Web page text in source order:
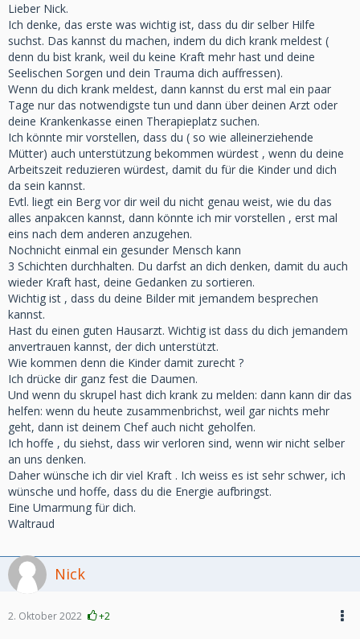
Lieber Nick.
Ich denke, das erste was wichtig ist, dass du dir selber Hilfe
suchst. Das kannst du machen, indem du dich krank meldest (
denn du bist krank, weil du keine Kraft mehr hast und deine
Seelischen Sorgen und dein Trauma dich auffressen).
Wenn du dich krank meldest, dann kannst du erst mal ein paar
Tage nur das notwendigste tun und dann über deinen Arzt oder
deine Krankenkasse einen Therapieplatz suchen.
Ich könnte mir vorstellen, dass du ( so wie alleinerziehende
Mütter) auch unterstützung bekommen würdest , wenn du deine
Arbeitszeit reduzieren würdest, damit du für die Kinder und dich
da sein kannst.
Evtl. liegt ein Berg vor dir weil du nicht genau weist, wie du das
alles anpakcen kannst, dann könnte ich mir vorstellen , erst mal
eins nach dem anderen anzugehen.
Nochnicht einmal ein gesunder Mensch kann
3 Schichten durchhalten. Du darfst an dich denken, damit du auch
wieder Kraft hast, deine Gedanken zu sortieren.
Wichtig ist , dass du deine Bilder mit jemandem besprechen
kannst.
Hast du einen guten Hausarzt. Wichtig ist dass du dich jemandem
anvertrauen kannst, der dich unterstützt.
Wie kommen denn die Kinder damit zurecht ?
Ich drücke dir ganz fest die Daumen.
Und wenn du skrupel hast dich krank zu melden: dann kann dir das
helfen: wenn du heute zusammenbrichst, weil gar nichts mehr
geht, dann ist deinem Chef auch nicht geholfen.
Ich hoffe , du siehst, dass wir verloren sind, wenn wir nicht selber
an uns denken.
Daher wünsche ich dir viel Kraft . Ich weiss es ist sehr schwer, ich
wünsche und hoffe, dass du die Energie aufbringst.
Eine Umarmung für dich.
Waltraud
Nick
2. Oktober 2022 +2